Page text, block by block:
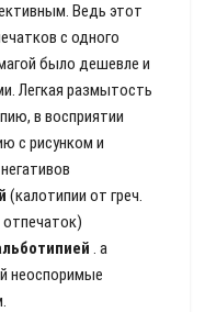
Ведь этот
с одного
было дешевле и
Легкая размытость
в восприятии
с рисунком и
(калотипии от греч.
. а
неоспоримые